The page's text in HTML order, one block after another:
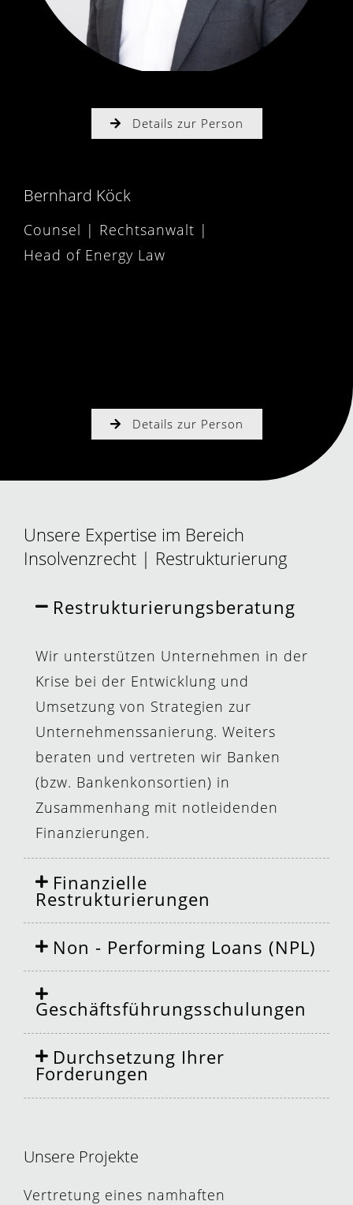
Details zur Person
Bernhard Köck
Counsel | Rechtsanwalt |
Head of Energy Law
Details zur Person
Unsere Expertise im Bereich
Insolvenzrecht | Restrukturierung
Restrukturierungsberatung
Wir unterstützen Unternehmen in der
Krise bei der Entwicklung und
Umsetzung von Strategien zur
Unternehmenssanierung. Weiters
beraten und vertreten wir Banken
(bzw. Bankenkonsortien) in
Zusammenhang mit notleidenden
Finanzierungen.
Finanzielle
Restrukturierungen
Non - Performing Loans (NPL)
Geschäftsführungsschulungen
Durchsetzung Ihrer
Forderungen
Unsere Projekte
Vertretung eines namhaften